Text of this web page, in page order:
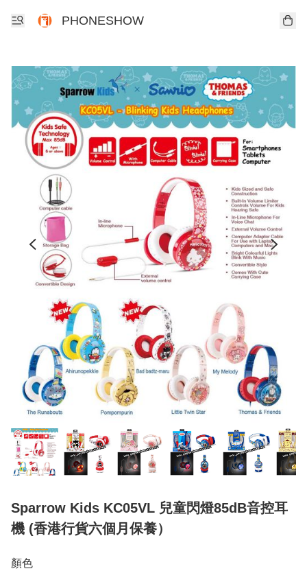
PHONESHOW
Sparrow Kids KC05VL 兒童閃燈85dB音控耳
機 (香港行貨六個月保養）
顏色